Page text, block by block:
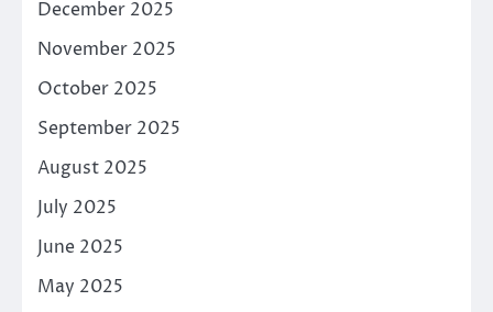
December 2025
November 2025
October 2025
September 2025
August 2025
July 2025
June 2025
May 2025